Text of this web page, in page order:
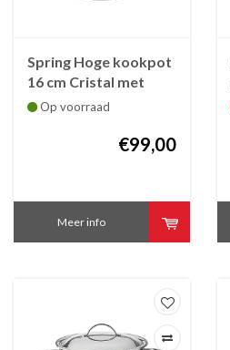
Spring Hoge kookpot
16 cm Cristal met
deksel
Op voorraad
€99,00
Meer info